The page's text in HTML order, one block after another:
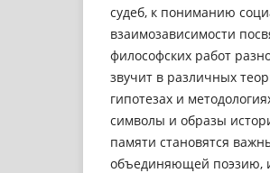
судеб, к пониманию
взаимозависимости
философских работ
звучит в различных
гипотезах и
символы и образы
памяти становятся
объединяющей поэзию,